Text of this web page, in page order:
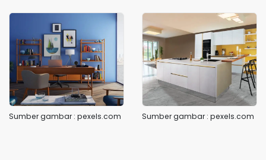
Sumber gambar : pexels.com Sumber gambar : pexels.com